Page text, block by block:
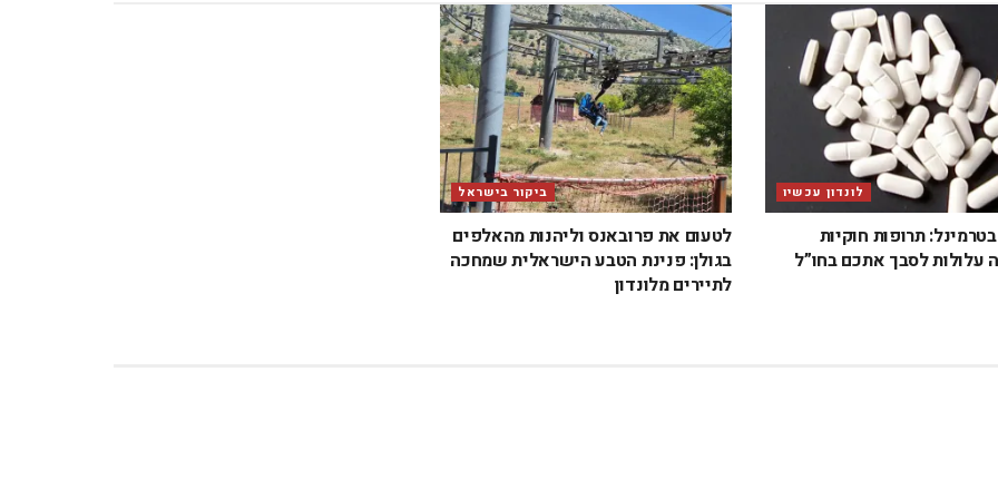
לונדון עכשיו
תרופות חוקיות
עלולות לסבך אתכם בחו”ל
ביקור בישראל
לטעום את פרובאנס וליהנות מהאלפים
בגולן: פנינת הטבע הישראלית שמחכה
לתיירים מלונדון